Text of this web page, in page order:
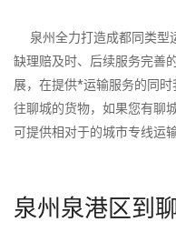
泉州全力打造成都同类型
缺理赔及时、后续服务完善
展，在提供*运输服务的同
往聊城的货物，如果您有聊
可提供相对于的城市专线运
泉州泉港区到